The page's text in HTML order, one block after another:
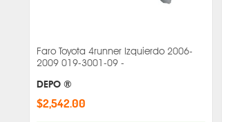
Faro Toyota 4runner Izquierdo 2006-
2009 019-3001-09 -
DEPO ®
$2,542.00